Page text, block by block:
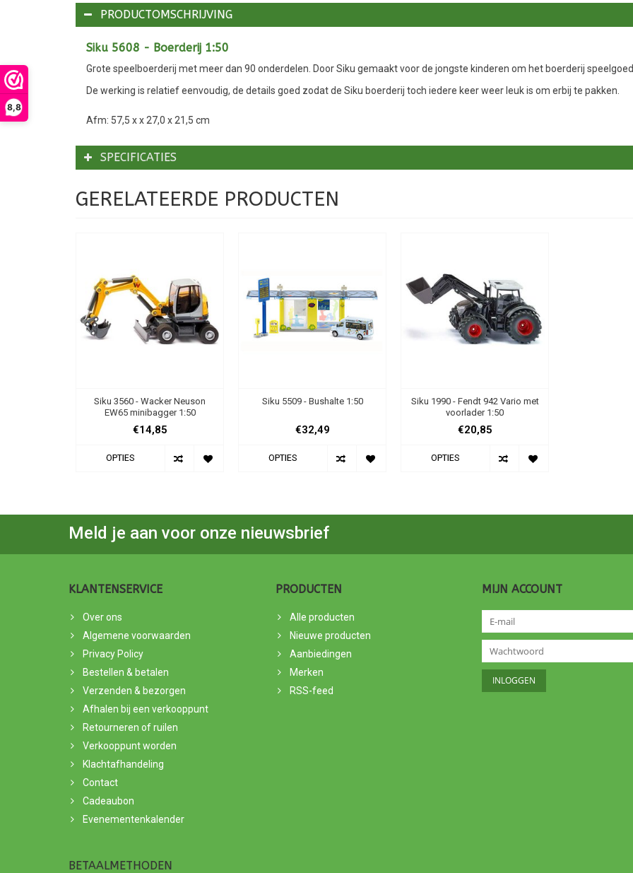
8,8
PRODUCTOMSCHRIJVING
Siku 5608 - Boerderij 1:50
Grote speelboerderij met meer dan 90 onderdelen. Door Siku gemaakt voor de jongste kinderen om het boerderij
De werking is relatief eenvoudig, de details goed zodat de Siku boerderij toch iedere keer weer leuk is om erbij te pakken.
Afm: 57,5 x x 27,0 x 21,5 cm
SPECIFICATIES
GERELATEERDE PRODUCTEN
Siku 3560 - Wacker Neuson
EW65 minibagger 1:50
€14,85
OPTIES
Siku 5509 - Bushalte 1:50
€32,49
OPTIES
Siku 1990 - Fendt 942 Vario met
voorlader 1:50
€20,85
OPTIES
Meld je aan voor onze nieuwsbrief
KLANTENSERVICE
Over ons
Algemene voorwaarden
Privacy Policy
Bestellen & betalen
Verzenden & bezorgen
Afhalen bij een verkooppunt
Retourneren of ruilen
Verkooppunt worden
Klachtafhandeling
Contact
Cadeaubon
Evenementenkalender
PRODUCTEN
Alle producten
Nieuwe producten
Aanbiedingen
Merken
RSS-feed
MIJN ACCOUNT
BETAALMETHODEN